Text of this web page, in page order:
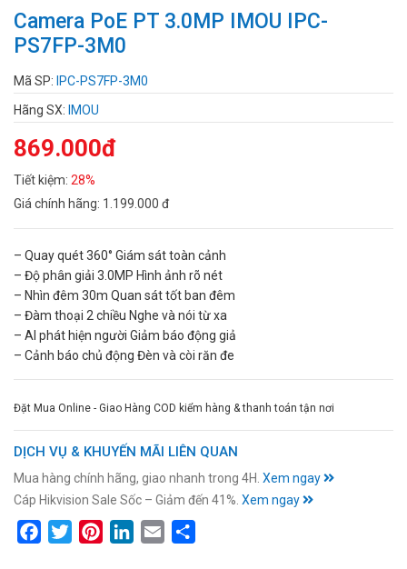
Camera PoE PT 3.0MP IMOU IPC-
PS7FP-3M0
Mã SP: IPC-PS7FP-3M0
Hãng SX: IMOU
869.000đ
Tiết kiệm: 28%
Giá chính hãng: 1.199.000 đ
– Quay quét 360° Giám sát toàn cảnh
– Độ phân giải 3.0MP Hình ảnh rõ nét
– Nhìn đêm 30m Quan sát tốt ban đêm
– Đàm thoại 2 chiều Nghe và nói từ xa
– AI phát hiện người Giảm báo động giả
– Cảnh báo chủ động Đèn và còi răn đe
Đặt Mua Online - Giao Hàng COD kiểm hàng & thanh toán tận nơi
DỊCH VỤ & KHUYẾN MÃI LIÊN QUAN
Mua hàng chính hãng, giao nhanh trong 4H. Xem ngay
Cáp Hikvision Sale Sốc – Giảm đến 41%. Xem ngay
FacebookTwitterPinterestLinkedIn
Email